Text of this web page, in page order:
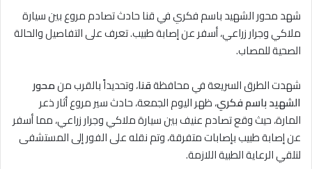
شهد محور الشهيد باسم فكري في قنا حادث تصادم مروع بين سيارة
ملاكي وجرار زراعي، أسفر عن إصابة طبيب. تعرف على التفاصيل والحالة
الصحية للمصاب.
شهدت الطرق السريعة في محافظةقنا، وتحديداً بالقرب منمحور
الشهيد باسم فكري، ظهر اليوم الجمعة، حادث سير مروع أثار ذعر
المارة، حيث وقع تصادم عنيف بين سيارة ملاكي وجرار زراعي، مما أسفر
عن إصابة طبيب بإصابات متفرقة، وتم نقله على الفور إلى المستشفى
لتلقي الرعاية الطبية اللازمة.